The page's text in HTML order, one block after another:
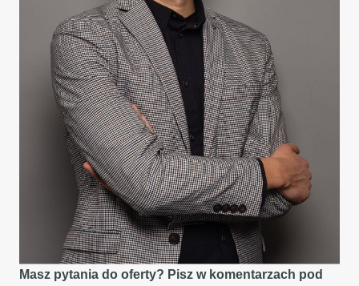
Masz pytania do oferty? Pisz w komentarzach pod